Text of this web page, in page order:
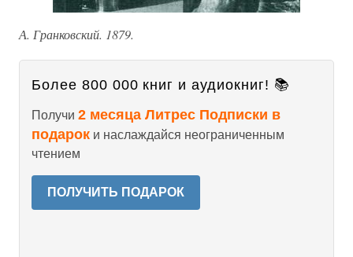
А. Гранковский. 1879.
Более 800 000 книг и аудиокниг! 📚
Получи 2 месяца Литрес Подписки в
подарок и наслаждайся неограниченным
чтением
ПОЛУЧИТЬ ПОДАРОК